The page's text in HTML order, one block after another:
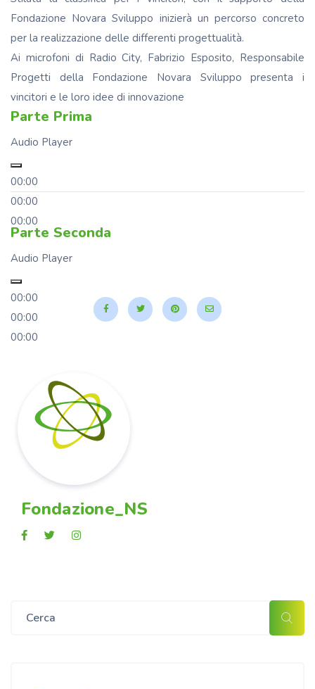
Fondazione Novara Sviluppo inizierà un percorso concreto
per la realizzazione delle differenti progettualità.
Ai microfoni di Radio City, Fabrizio Esposito, Responsabile
Progetti della Fondazione Novara Sviluppo presenta i
vincitori e le loro idee di innovazione
Parte Prima
Audio Player
00:00
00:00
00:00
Parte Seconda
Audio Player
00:00
00:00
00:00
Fondazione_NS